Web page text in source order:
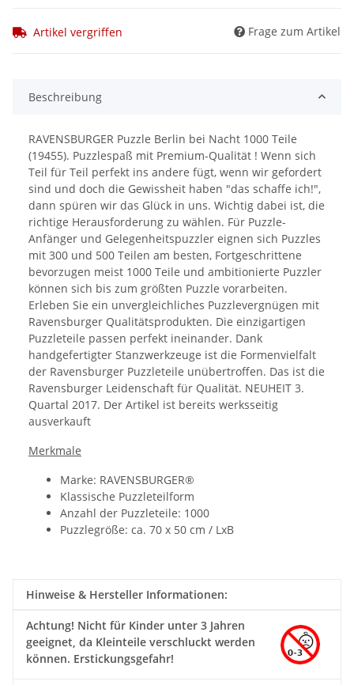
Artikel vergriffen Frage zum Artikel
Beschreibung
RAVENSBURGER Puzzle Berlin bei Nacht 1000 Teile
(19455). Puzzlespaß mit Premium-Qualität ! Wenn sich
Teil für Teil perfekt ins andere fügt, wenn wir gefordert
sind und doch die Gewissheit haben "das schaffe ich!",
dann spüren wir das Glück in uns. Wichtig dabei ist, die
richtige Herausforderung zu wählen. Für Puzzle-
Anfänger und Gelegenheitspuzzler eignen sich Puzzles
mit 300 und 500 Teilen am besten, Fortgeschrittene
bevorzugen meist 1000 Teile und ambitionierte Puzzler
können sich bis zum größten Puzzle vorarbeiten.
Erleben Sie ein unvergleichliches Puzzlevergnügen mit
Ravensburger Qualitätsprodukten. Die einzigartigen
Puzzleteile passen perfekt ineinander. Dank
handgefertigter Stanzwerkzeuge ist die Formenvielfalt
der Ravensburger Puzzleteile unübertroffen. Das ist die
Ravensburger Leidenschaft für Qualität. NEUHEIT 3.
Quartal 2017. Der Artikel ist bereits werksseitig
ausverkauft
Merkmale
Marke: RAVENSBURGER®
Klassische Puzzleteilform
Anzahl der Puzzleteile: 1000
Puzzlegröße: ca. 70 x 50 cm / LxB
Hinweise & Hersteller Informationen:
Achtung! Nicht für Kinder unter 3 Jahren
geeignet, da Kleinteile verschluckt werden
können. Erstickungsgefahr!